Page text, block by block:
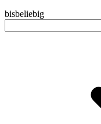
bisbeliebig